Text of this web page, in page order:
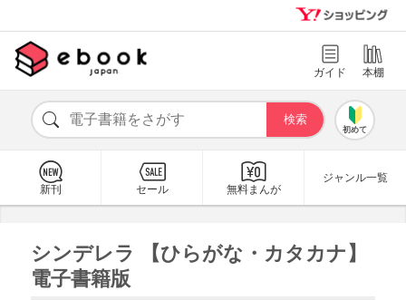
ガイド 本棚
初めて
新刊 セール 無料まんが
ジャンル一覧
シンデレラ 【ひらがな・カタカナ】
電子書籍版